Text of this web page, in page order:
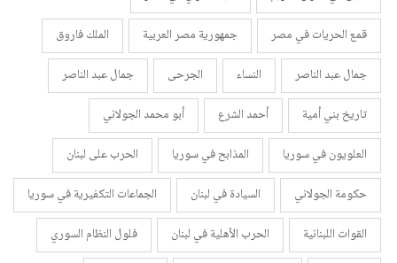
قمع الحريات في مصر
جمهورية مصر العربية
الملك فاروق
جمال عبد الناصر
النساء الجرحى
جمال عبد الناصر
تاريخ بني أمية
أحمد الشرع
أبو محمد الجولاني
العلويون في سوريا
المذابح في سوريا
الحرب على لبنان
حكومة الجولاني
السيادة في لبنان
الجماعات التكفيرية في سوريا
القوات اللبنانية
الحرب الأهلية في لبنان
فلول النظام السوري